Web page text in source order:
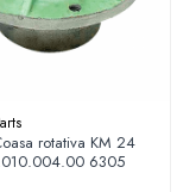
rotativa KM 24
6305